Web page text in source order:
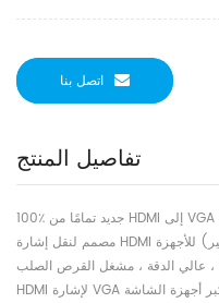
اتصل بنا
تفاصيل المنتج
مصمم لنقل إشارة HDMI للأجهزة (كمبيوتر ، كمبيوتر محمول ، جهاز فك التشفير
عالي الدقة ، مشغل القرص الصلب ، PS3 ، Xbox360 والأجهزة اللوحية) مع واجهة
HDMI لإشارة VGA وعرضها على حجم أكبر أجهزة الشاشة (مثل الشاشات ،